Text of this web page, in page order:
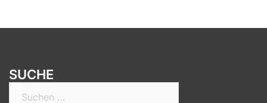
SUCHE